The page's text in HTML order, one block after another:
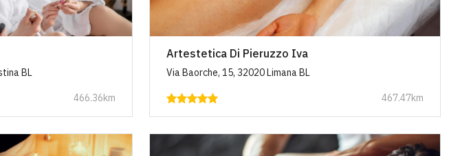
BL
466.36km
Artestetica Di Pieruzzo Iva
Via Baorche, 15, 32020 Limana BL
467.47km